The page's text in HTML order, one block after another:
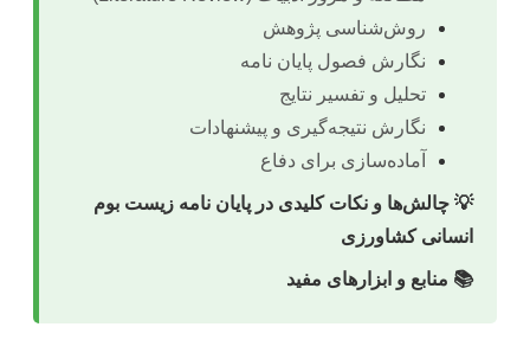
روش‌شناسی پژوهش
نگارش فصول پایان نامه
تحلیل و تفسیر نتایج
نگارش نتیجه‌گیری و پیشنهادات
آماده‌سازی برای دفاع
💡 چالش‌ها و نکات کلیدی در پایان نامه زیست بوم
انسانی کشاورزی
📚 منابع و ابزارهای مفید